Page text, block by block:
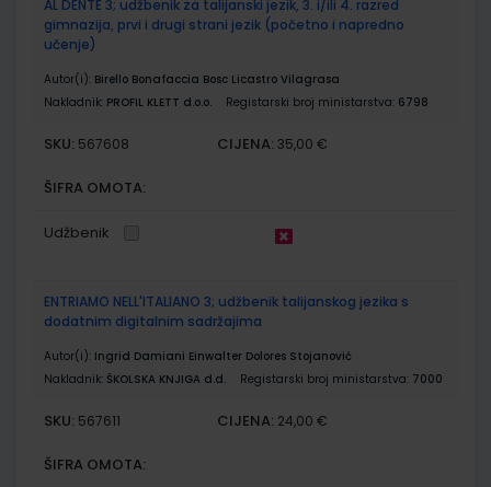
AL DENTE 3; udžbenik za talijanski jezik, 3. i/ili 4. razred
gimnazija, prvi i drugi strani jezik (početno i napredno
učenje)
Autor(i): Birello Bonafaccia Bosc Licastro Vilagrasa
Nakladnik: PROFIL KLETT d.o.o. Registarski broj ministarstva: 6798
SKU: 567608 CIJENA: 35,00 €
ŠIFRA OMOTA:
Udžbenik
ENTRIAMO NELL'ITALIANO 3; udžbenik talijanskog jezika s
dodatnim digitalnim sadržajima
Autor(i): Ingrid Damiani Einwalter Dolores Stojanović
Nakladnik: ŠKOLSKA KNJIGA d.d. Registarski broj ministarstva: 7000
SKU: 567611 CIJENA: 24,00 €
ŠIFRA OMOTA: